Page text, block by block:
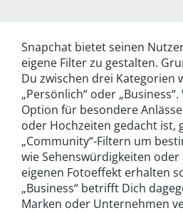
Snapchat bietet seinen
eigene Filter zu gestalten.
Du zwischen drei Kategorien
„Persönlich“ oder
Option für besondere
oder Hochzeiten gedacht ist,
„Community“-Filtern um
wie Sehenswürdigkeiten
eigenen Fotoeffekt erhalten
„Business“ betrifft Dich
Marken oder Unternehmen